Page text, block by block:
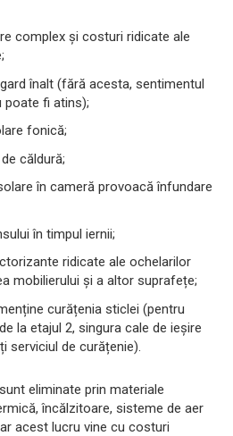
complex și costuri ridicate ale
înalt (fără acesta, sentimentul
poate fi atins);
fonică;
căldură;
în cameră provoacă înfundare
în timpul iernii;
ridicate ale ochelarilor
mobilierului și a altor suprafețe;
curățenia sticlei (pentru
la etajul 2, singura cale de ieșire
serviciul de curățenie).
eliminate prin materiale
încălzitoare, sisteme de aer
acest lucru vine cu costuri